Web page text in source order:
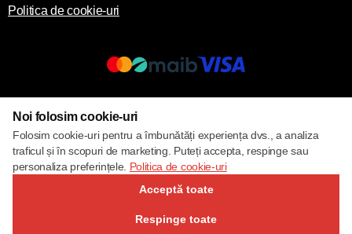
Politica de cookie-uri
Noi folosim cookie-uri
Folosim cookie-uri pentru a îmbunătăți experiența dvs., a analiza
traficul și în scopuri de marketing. Puteți accepta, respinge sau
personaliza preferințele. Politica de cookie-uri
Acceptă toate
Respinge toate